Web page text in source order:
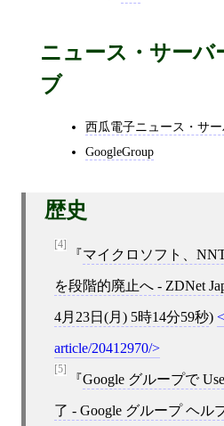
ニュース・サーバ
ブ
西瓜電子ニュース・サ
GoogleGroup
歴史
[4]
マイクロソフト、
を段階的廃止へ - ZDNet
4月23日(月) 5時14分59秒)
article/20412970/
[5]
Google グループで
了 - Google グループ ヘル